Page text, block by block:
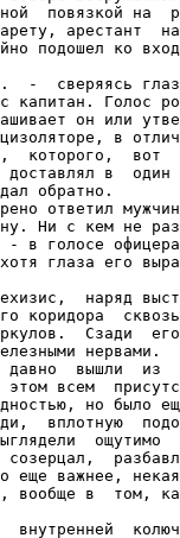
повязкой на
арестант
подошел ко
-  сверяясь
капитан. Голос
он или
в
которого,  вот
в  один
обратно.
ответил
Ни с кем не
в голосе
глаза его
наряд
коридора
Сзади  его
нервами.
вышли  из
всем
но было
вплотную
ощутимо
важнее, некая
вообще в  том,
внутренней